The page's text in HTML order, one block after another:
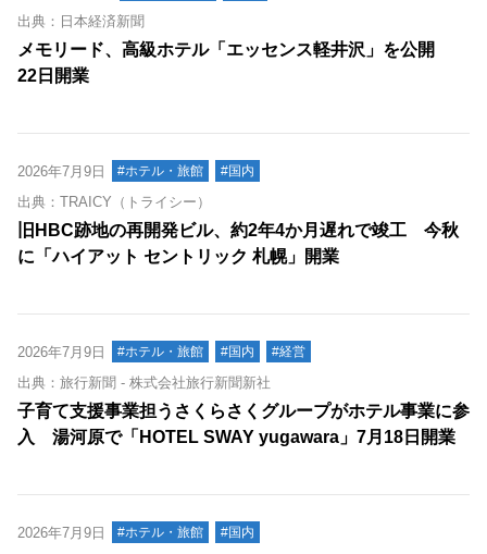
出典：日本経済新聞
メモリード、高級ホテル「エッセンス軽井沢」を公開
22日開業
2026年7月9日 #ホテル・旅館 #国内
出典：TRAICY（トライシー）
旧HBC跡地の再開発ビル、約2年4か月遅れで竣工 今秋
に「ハイアット セントリック 札幌」開業
2026年7月9日 #ホテル・旅館 #国内 #経営
出典：旅行新聞 - 株式会社旅行新聞新社
子育て支援事業担うさくらさくグループがホテル事業に参
入 湯河原で「HOTEL SWAY yugawara」7月18日開業
2026年7月9日 #ホテル・旅館 #国内